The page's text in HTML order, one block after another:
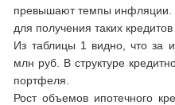
превышают темпы инфляции.
для получения таких кредитов
Из таблицы 1 видно, что за
млн руб. В структуре
портфеля.
Рост объемов ипотечного